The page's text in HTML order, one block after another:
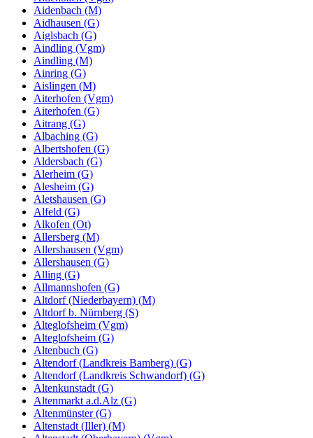
Aidenbach (M)
Aidhausen (G)
Aiglsbach (G)
Aindling (Vgm)
Aindling (M)
Ainring (G)
Aislingen (M)
Aiterhofen (Vgm)
Aiterhofen (G)
Aitrang (G)
Albaching (G)
Albertshofen (G)
Aldersbach (G)
Alerheim (G)
Alesheim (G)
Aletshausen (G)
Alfeld (G)
Alkofen (Ot)
Allersberg (M)
Allershausen (Vgm)
Allershausen (G)
Alling (G)
Allmannshofen (G)
Altdorf (Niederbayern) (M)
Altdorf b. Nürnberg (S)
Alteglofsheim (Vgm)
Alteglofsheim (G)
Altenbuch (G)
Altendorf (Landkreis Bamberg) (G)
Altendorf (Landkreis Schwandorf) (G)
Altenkunstadt (G)
Altenmarkt a.d.Alz (G)
Altenmünster (G)
Altenstadt (Iller) (M)